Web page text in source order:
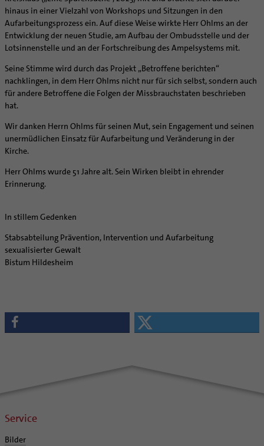
Ehe - Familie - Geschlechtergerechtigkeit
Kategoriale und Diakonale Seelsorge
Notfall
Schule
Gefängnisseelsorge
Veranstaltungen
Supervision
Coaching
Aufbrüche in der Kirche
Ehrenamtliche
KirchenZeitung online
Verwaltungsbeauftragte / Verwaltungsleitungen in
Pfarrgemeinden
hinaus in einer Vielzahl von Workshops und Sitzungen in den
Aufarbeitungsprozess ein. Auf diese Weise wirkte Herr Ohlms an der
Entwicklung der neuen Studie, am Aufbau der Ombudsstelle und der
Lotsinnenstelle und an der Fortschreibung des Ampelsystems mit.
Seine Stimme wird durch das Projekt „Betroffene berichten“
nachklingen, in dem Herr Ohlms nicht nur für sich selbst, sondern auch
für andere Betroffene die Folgen der Missbrauchstaten beschrieben
hat.
Wir danken Herrn Ohlms für seinen Mut, sein Engagement und seinen
unermüdlichen Einsatz für Aufarbeitung und Veränderung in der
Kirche.
Herr Ohlms wurde 51 Jahre alt. Sein Wirken bleibt in ehrender
Erinnerung.
In stillem Gedenken
Stabsabteilung Prävention, Intervention und Aufarbeitung
sexualisierter Gewalt
Bistum Hildesheim
Service
Bilder